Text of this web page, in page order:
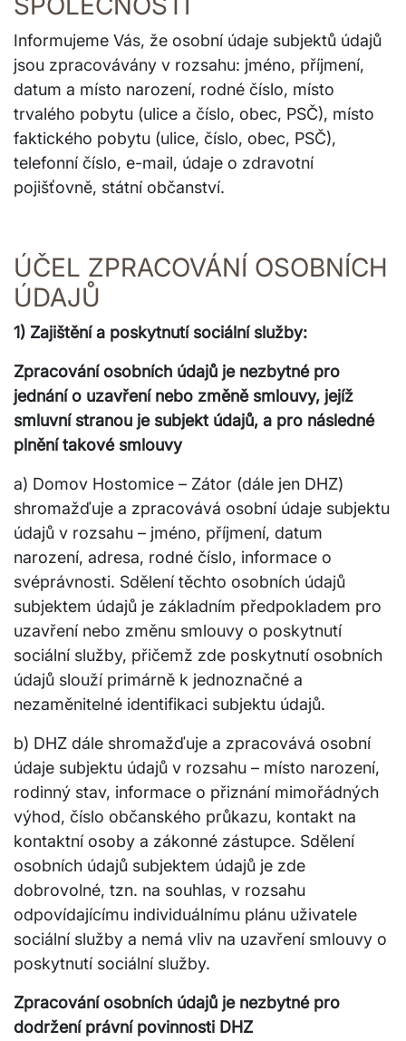
Informujeme Vás, že osobní údaje subjektů údajů
jsou zpracovávány v rozsahu: jméno, příjmení,
datum a místo narození, rodné číslo, místo
trvalého pobytu (ulice a číslo, obec, PSČ), místo
faktického pobytu (ulice, číslo, obec, PSČ),
telefonní číslo, e-mail, údaje o zdravotní
pojišťovně, státní občanství.
ÚČEL ZPRACOVÁNÍ OSOBNÍCH
ÚDAJŮ
1) Zajištění a poskytnutí sociální služby:
Zpracování osobních údajů je nezbytné pro
jednání o uzavření nebo změně smlouvy, jejíž
smluvní stranou je subjekt údajů, a pro následné
plnění takové smlouvy
a) Domov Hostomice – Zátor (dále jen DHZ)
shromažďuje a zpracovává osobní údaje subjektu
údajů v rozsahu – jméno, příjmení, datum
narození, adresa, rodné číslo, informace o
svéprávnosti. Sdělení těchto osobních údajů
subjektem údajů je základním předpokladem pro
uzavření nebo změnu smlouvy o poskytnutí
sociální služby, přičemž zde poskytnutí osobních
údajů slouží primárně k jednoznačné a
nezaměnitelné identifikaci subjektu údajů.
b) DHZ dále shromažďuje a zpracovává osobní
údaje subjektu údajů v rozsahu – místo narození,
rodinný stav, informace o přiznání mimořádných
výhod, číslo občanského průkazu, kontakt na
kontaktní osoby a zákonné zástupce. Sdělení
osobních údajů subjektem údajů je zde
dobrovolné, tzn. na souhlas, v rozsahu
odpovídajícímu individuálnímu plánu uživatele
sociální služby a nemá vliv na uzavření smlouvy o
poskytnutí sociální služby.
Zpracování osobních údajů je nezbytné pro
dodržení právní povinnosti DHZ